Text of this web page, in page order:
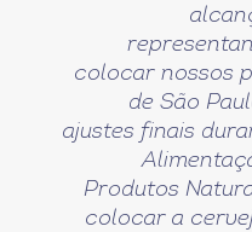
colocar nossos
de São
ajustes finais
Produtos
colocar a